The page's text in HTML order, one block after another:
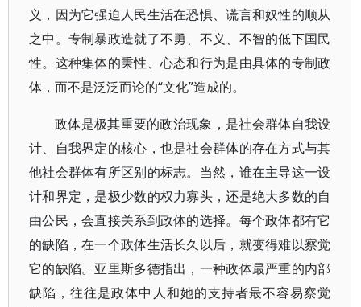
义，因为它强迫人民生活在恐惧、谎言和奴性的顺从
之中。专制暴政造就了不勇、不义、不智的低下国民
性。这种集体的秉性、心态和行为是由具体的专制政
体，而不是泛泛而论的“文化”造成的。
政体是极其重要的政治现象，是社会群体自我设
计、自我界定的核心，也是社会群体的存在方式与其
他社会群体有所区别的标志。当然，谁在主导这一设
计和界定，是极少数的权力寡头，还是绝大多数的自
由公民，会直接关系到政体的选择。每个政体都有它
的缺陷，在一个政体生活长久以后，就变得难以察觉
它的缺陷。亚里斯多德指出，一种政体最严重的内部
缺陷，往往是政体中人和她的支持者最不容易察觉